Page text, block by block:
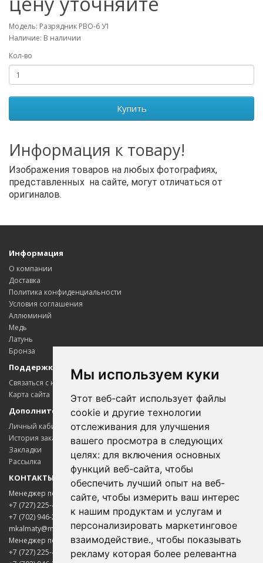
Мы используем куки
Этот веб-сайт использует файлы
cookie и другие технологии
отслеживания для улучшения
вашего просмотра в следующих
целях: для включения основных
функций веб-сайта, чтобы
обеспечить лучший опыт на веб-
сайте, чтобы измерить ваш интерес
к нашим продуктам и услугам и
персонализировать маркетинговое
взаимодействие., чтобы показывать
рекламу которая более релевантна
Модель: Разрядник РВО-6 У1
Наличие: В наличии
Кол-во
Купить
Информация к товару!
Изображения товаров на любых фотографиях,
представленных на сайте, могут отличаться от
оригиналов.
Информация
О компании
Доставка
Политика конфиденциальности
Условия соглашения
Аллюминий
Медь
Латунь
Бронза
Поддержка клиентов
Связаться с нами
Карта сайта
Дополнительно
Личный кабинет
История заказов
Закладки
Рассылка
КОНТАКТЫ
Менеджер по цветному металлопрокату
+7 (727) 225-45-65
+7 (702) 946-20-02
mkalmaty@mail.ru
Менеджер по электротехнической продукции
+7 (727) 225-45-85